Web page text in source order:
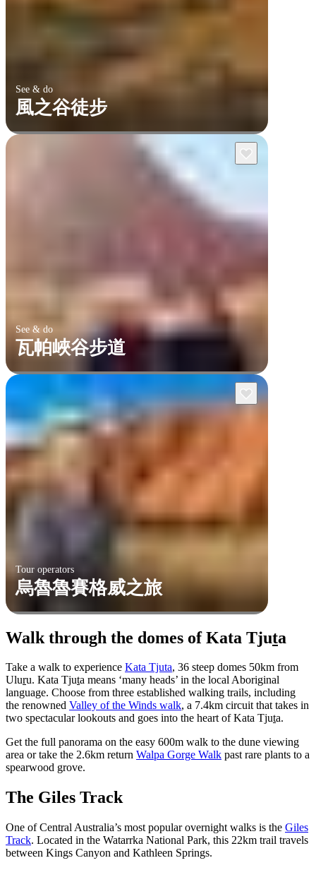
See & do
風之谷徒步
See & do
瓦帕峽谷步道
Tour operators
烏魯魯賽格威之旅
Walk through the domes of Kata Tjuta
Take a walk to experience Kata Tjuta, 36 steep domes 50km from
Uluru. Kata Tjuta means ‘many heads’ in the local Aboriginal
language. Choose from three established walking trails, including
the renowned Valley of the Winds walk, a 7.4km circuit that takes in
two spectacular lookouts and goes into the heart of Kata Tjuta.
Get the full panorama on the easy 600m walk to the dune viewing
area or take the 2.6km return Walpa Gorge Walk past rare plants to a
spearwood grove.
The Giles Track
One of Central Australia’s most popular overnight walks is the Giles
Track. Located in the Watarrka National Park, this 22km trail travels
between Kings Canyon and Kathleen Springs.